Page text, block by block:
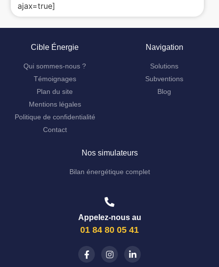
ajax=true]
Cible Énergie
Qui sommes-nous ?
Témoignages
Plan du site
Mentions légales
Politique de confidentialité
Contact
Navigation
Solutions
Subventions
Blog
Nos simulateurs
Bilan énergétique complet
Appelez-nous au
01 84 80 05 41